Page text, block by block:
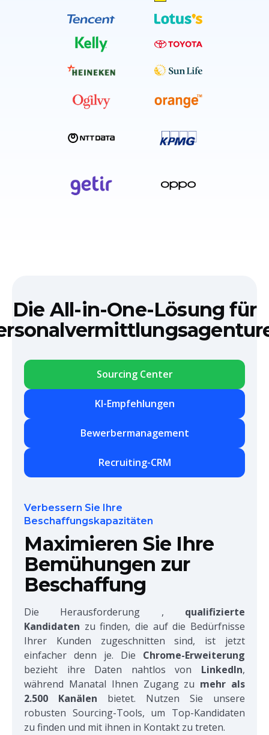
Die All-in-One-Lösung für
Sourcing Center
KI-Empfehlungen
Bewerbermanagement
Recruiting-CRM
Verbessern Sie Ihre
Beschaffungskapazitäten
Maximieren Sie Ihre
Bemühungen zur
Beschaffung
Die Herausforderung , qualifizierte
Kandidaten zu finden, die auf die Bedürfnisse
Ihrer Kunden zugeschnitten sind, ist jetzt
einfacher denn je. Die Chrome-Erweiterung
bezieht ihre Daten nahtlos von LinkedIn,
während Manatal Ihnen Zugang zu mehr als
2.500 Kanälen bietet. Nutzen Sie unsere
robusten Sourcing-Tools, um Top-Kandidaten
zu finden und mit ihnen in Kontakt zu treten.